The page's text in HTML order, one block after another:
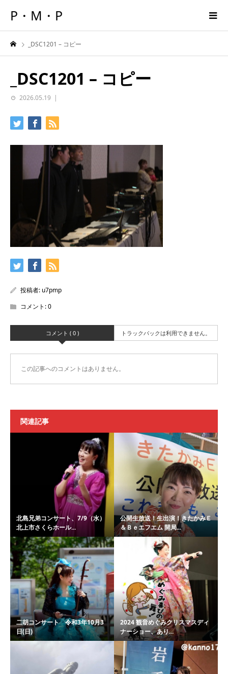
P・M・P
_DSC1201 – コピー
_DSC1201 – コピー
2026.05.19
投稿者: u7pmp
コメント:0
コメント ( 0 ) トラックバックは利用できません。
この記事へのコメントはありません。
関連記事
北島兄弟コンサート、7/9（水）
北上市さくらホール...
公開生放送！生出演！きたかみＥ
＆Ｂｅエフエム 開局...
二胡コンサート 令和3年10月3
日(日)
2024 観音めぐみクリスマスディ
ナーショー、あり...